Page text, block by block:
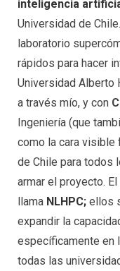
inteligencia
Universidad de
laboratorio
rápidos para hacer
Universidad Alberto
a través mío, y con
Ingeniería (que
como la cara visible
de Chile para todos
armar el proyecto.
llama NLHPC; ellos
expandir la
específicamente en
todas las